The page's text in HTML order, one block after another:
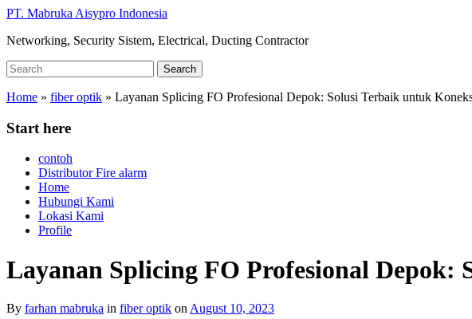
Skip
main
PT. Mabruka Aisypro Indonesia
Networking, Security Sistem, Electrical, Ducting Contractor
Search
for:
Search
Home » fiber optik » Layanan Splicing FO Profesional Depok: Solusi Terbaik untuk
Start here
contoh
Distributor Fire alarm
Home
Hubungi Kami
Lokasi Kami
Profile
Layanan Splicing FO Profesional
By farhan mabruka in fiber optik on August 10, 2023